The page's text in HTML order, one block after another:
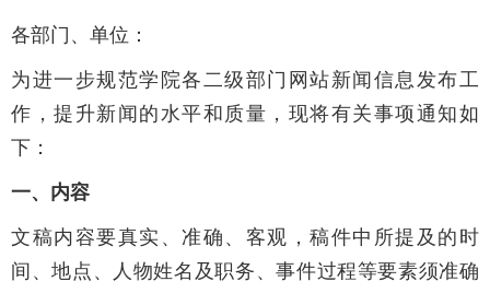
各部门、单位：
为进一步规范学院各二级部门网站新闻信息发布工
作，提升新闻的水平和质量，现将有关事项通知如
下：
一、内容
文稿内容要真实、准确、客观，稿件中所提及的时
间、地点、人物姓名及职务、事件过程等要素须准确